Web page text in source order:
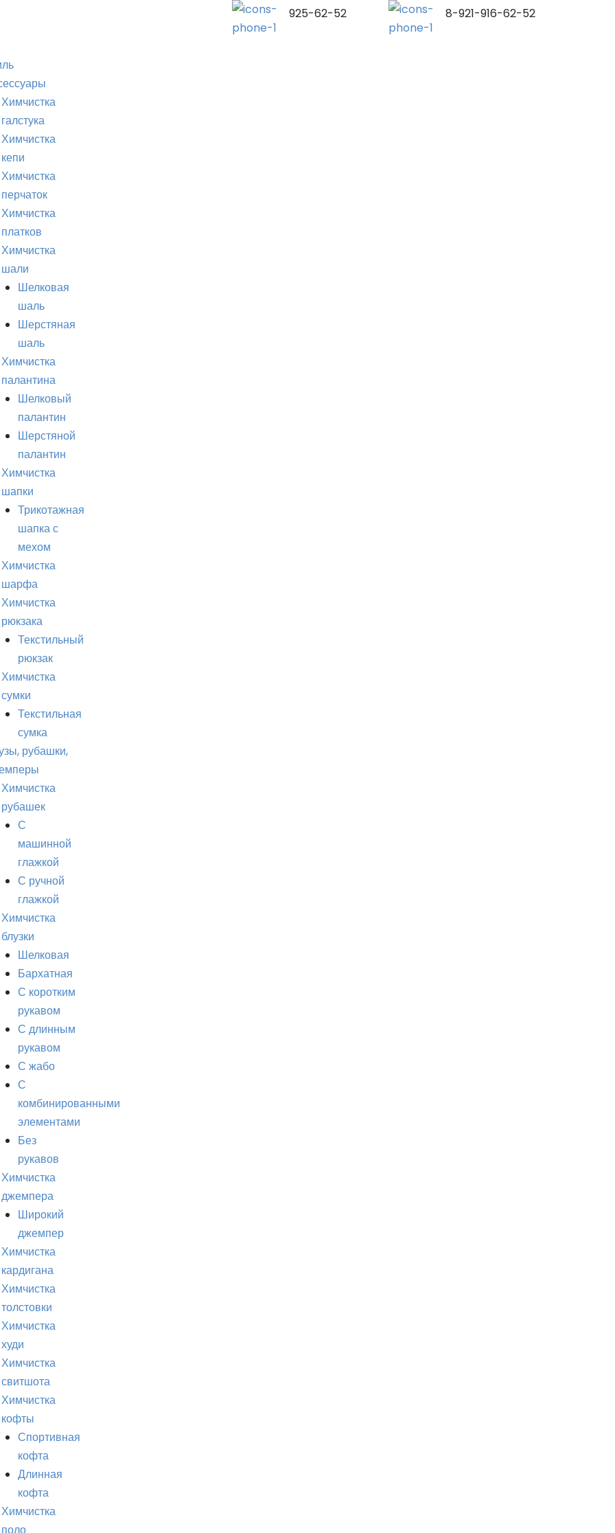
Химчистка
галстука
Химчистка
кепи
Химчистка
перчаток
Химчистка
платков
Химчистка
шали
Шелковая
шаль
Шерстяная
шаль
Химчистка
палантина
Шелковый
палантин
Шерстяной
палантин
Химчистка
шапки
Трикотажная
шапка с
мехом
Химчистка
шарфа
Химчистка
рюкзака
Текстильный
рюкзак
Химчистка
сумки
Текстильная
сумка
рубашки,
Химчистка
рубашек
С
машинной
глажкой
С ручной
глажкой
Химчистка
блузки
Шелковая
Бархатная
С коротким
рукавом
С длинным
рукавом
С жабо
С
комбинированными
элементами
Без
рукавов
Химчистка
джемпера
Широкий
джемпер
Химчистка
кардигана
Химчистка
толстовки
Химчистка
худи
Химчистка
свитшота
Химчистка
кофты
Спортивная
кофта
Длинная
кофта
Химчистка
925-62-52 8-921-916-62-52